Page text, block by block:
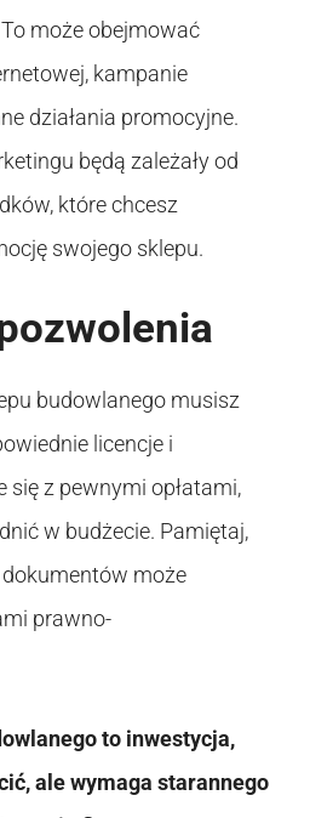
może obejmować
kampanie
działania promocyjne.
będą zależały od
które chcesz
swojego sklepu.
budowlanego musisz
licencje i
się z pewnymi opłatami,
w budżecie. Pamiętaj,
może
prawno-
to inwestycja,
ale wymaga starannego